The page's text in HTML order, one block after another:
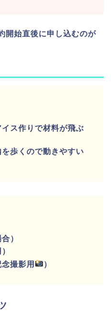
開始直後に申し込むのが
ス作りで材料が飛ぶ
歩くので動きやすい
）
撮影用
）